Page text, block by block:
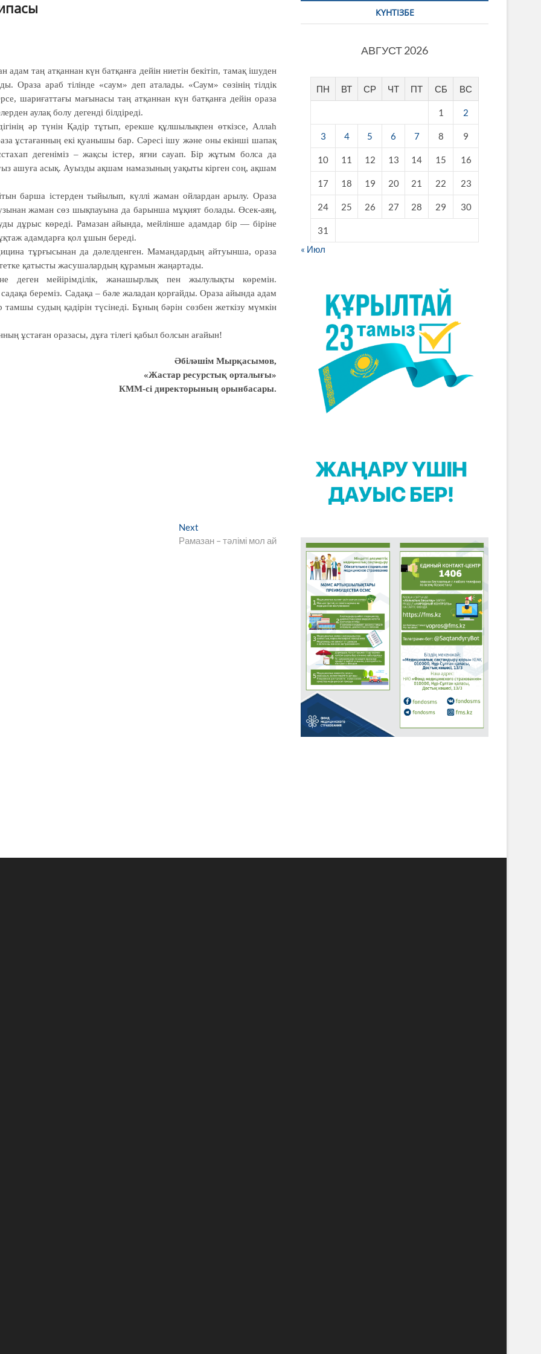
таң атқаннан күн батқанға дейін ниетін бекітіп, тамақ ішуден
Ораза араб тілінде «саум» деп аталады. «Саум» сөзінің тілдік
шариғаттағы мағынасы таң атқаннан күн батқанға дейін ораза
аулақ болу дегенді білдіреді.
әр түнін Қадір тұтып, ерекше құлшылықпен өткізсе, Аллаһ
ұстағанның екі қуанышы бар. Сәресі ішу және оны екінші шапақ
дегеніміз – жақсы істер, яғни сауап. Бір жұтым болса да
ашуға асық. Ауызды ақшам намазының уақыты кірген соң, ақшам
барша істерден тыйылып, күллі жаман ойлардан арылу. Ораза
жаман сөз шықпауына да барынша мұқият болады. Өсек-аяң,
дұрыс көреді. Рамазан айында, мейлінше адамдар бір — біріне
адамдарға қол ұшын береді.
тұрғысынан да дәлелденген. Мамандардың айтуынша, ораза
қатысты жасушалардың құрамын жаңартады.
деген мейірімділік, жанашырлық пен жылулықты көремін.
береміз. Садақа – бәле жаладан қорғайды. Ораза айында адам
судың қадірін түсінеді. Бұның бәрін сөзбен жеткізу мүмкін
ұстаған оразасы, дұға тілегі қабыл болсын ағайын!
Әбіләшім Мырқасымов,
«Жастар ресурстық орталығы»
КММ-сі директорының орынбасары.
Next
post:
Рамазан – тәлімі мол ай
КҮНТІЗБЕ
АВГУСТ 2026
ПН ВТ СР ЧТ ПТ СБ ВС
1 2
3 4 5 6 7 8 9
10 11 12 13 14 15 16
17 18 19 20 21 22 23
24 25 26 27 28 29 30
31
« Июл